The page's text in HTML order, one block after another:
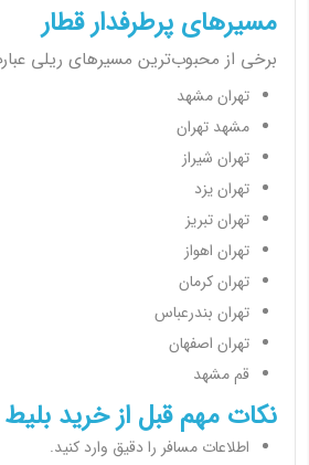
مسیرهای پرطرفدار قطار
برخی از محبوب‌ترین مسیرهای ریلی
تهران مشهد
مشهد تهران
تهران شیراز
تهران یزد
تهران تبریز
تهران اهواز
تهران کرمان
تهران بندرعباس
تهران اصفهان
قم مشهد
نکات مهم قبل از خرید بلیط
اطلاعات مسافر را دقیق وارد کنید.